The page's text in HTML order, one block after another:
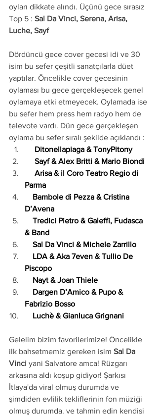
oyları dikkate alındı. Üçünü gece sırasız
Top 5 : Sal Da Vinci, Serena, Arisa,
Luche, Sayf
Dördüncü gece cover gecesi idi ve 30
isim bu sefer çeşitli sanatçılarla düet
yaptılar. Öncelikle cover gecesinin
oylaması bu gece gerçekleşecek genel
oylamaya etki etmeyecek. Oylamada ise
bu sefer hem press hem radyo hem de
televote vardı. Dün gece gerçekleşen
oylama bu sefer sıralı şekilde açıklandı :
     Ditonellapiaga & TonyPitony
     Sayf & Alex Britti & Mario Biondi
Parma
D’Avena
& Band
    Sal Da Vinci & Michele Zarrillo
Piscopo
    Nayt & Joan Thiele
Fabrizio Bosso
    Luchè & Gianluca Grignani
Gelelim bizim favorilerimize! Öncelikle
ilk bahsetmemiz gereken isim Sal Da
Vinci yani Salvatore amca! Rüzgarı
arkasına aldı koşup gidiyor! Şarkısı
İtlaya'da viral olmuş durumda ve
şimdiden evlilik tekliflerinin fon müziği
olmuş durumda. ve tahmin edin kendisi